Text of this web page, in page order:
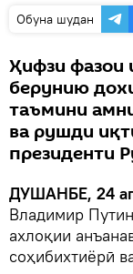
Обуна шудан
Ҳифзи фазои
берунию
таъмини
ва рушди
президенти
ДУШАНБЕ, 24
Владимир
ахлоқии
соҳибихтиёрӣ